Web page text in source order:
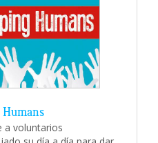
a voluntarios